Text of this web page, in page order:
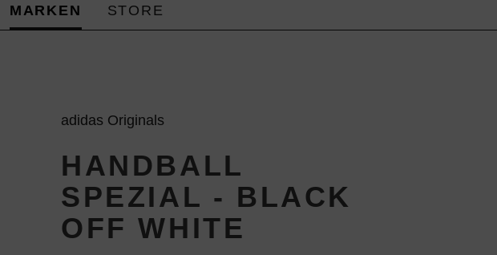
MARKEN STORE
adidas Originals
HANDBALL
SPEZIAL - BLACK
OFF WHITE